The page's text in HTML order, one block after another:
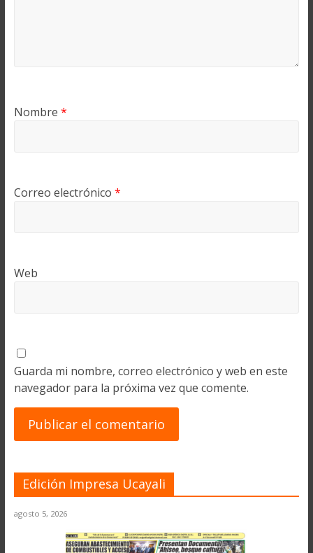
Nombre *
Correo electrónico *
Web
Guarda mi nombre, correo electrónico y web en este
navegador para la próxima vez que comente.
Edición Impresa Ucayali
agosto 5, 2026